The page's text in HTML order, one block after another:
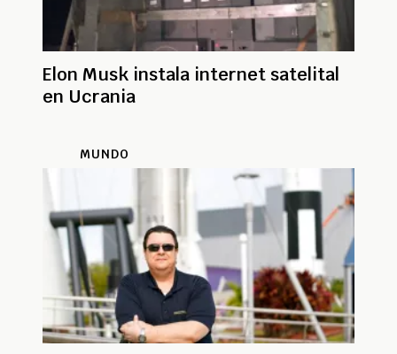
Elon Musk instala internet satelital
en Ucrania
MUNDO